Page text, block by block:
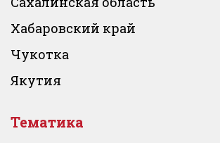
Хабаровский край
Чукотка
Якутия
Тематика